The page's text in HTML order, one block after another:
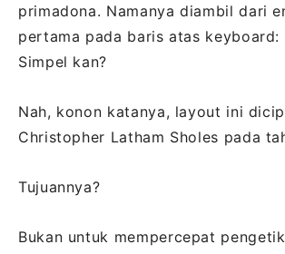
primadona. Namanya diambil dari
pertama pada baris atas keyboard:
Simpel kan?
Nah, konon katanya, layout ini
Christopher Latham Sholes pada
Tujuannya?
Bukan untuk mempercepat